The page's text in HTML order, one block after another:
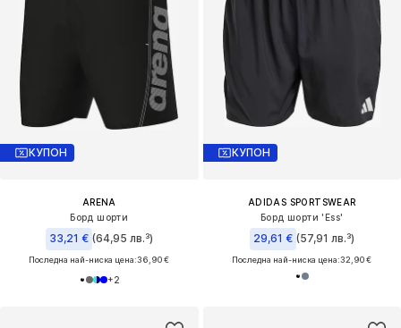
КУПОН
ARENA
Борд шорти
33,21 € (64,95 лв.³)
Последна най-ниска цена:36,90 €
+2
КУПОН
ADIDAS SPORTSWEAR
Борд шорти 'Ess'
29,61 € (57,91 лв.³)
Последна най-ниска цена:32,90 €